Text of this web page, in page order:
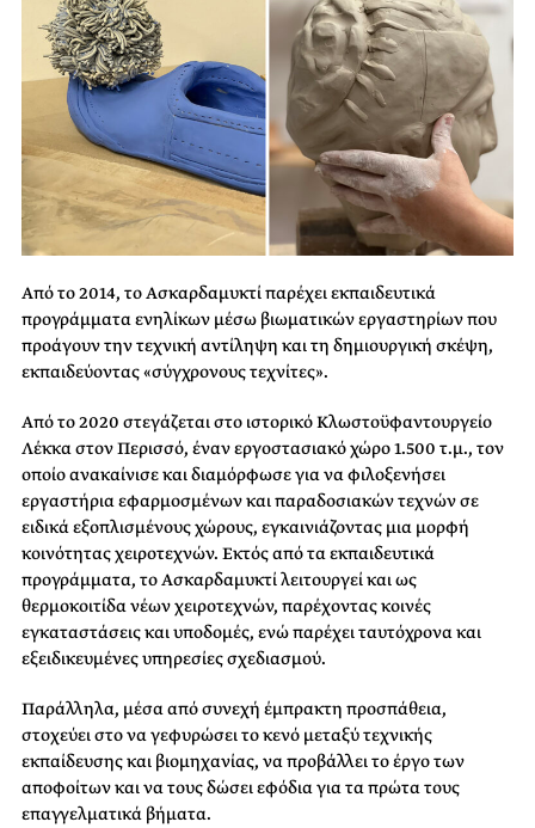
Από το 2014, το Ασκαρδαμυκτί παρέχει εκπαιδευτικά
προγράμματα ενηλίκων μέσω βιωματικών εργαστηρίων που
προάγουν την τεχνική αντίληψη και τη δημιουργική σκέψη,
εκπαιδεύοντας «σύγχρονους τεχνίτες».
Από το 2020 στεγάζεται στο ιστορικό Κλωστοϋφαντουργείο
Λέκκα στον Περισσό, έναν εργοστασιακό χώρο 1.500 τ.μ., τον
οποίο ανακαίνισε και διαμόρφωσε για να φιλοξενήσει
εργαστήρια εφαρμοσμένων και παραδοσιακών τεχνών σε
ειδικά εξοπλισμένους χώρους, εγκαινιάζοντας μια μορφή
κοινότητας χειροτεχνών. Εκτός από τα εκπαιδευτικά
προγράμματα, το Ασκαρδαμυκτί λειτουργεί και ως
θερμοκοιτίδα νέων χειροτεχνών, παρέχοντας κοινές
εγκαταστάσεις και υποδομές, ενώ παρέχει ταυτόχρονα και
εξειδικευμένες υπηρεσίες σχεδιασμού.
Παράλληλα, μέσα από συνεχή έμπρακτη προσπάθεια,
στοχεύει στο να γεφυρώσει το κενό μεταξύ τεχνικής
εκπαίδευσης και βιομηχανίας, να προβάλλει το έργο των
αποφοίτων και να τους δώσει εφόδια για τα πρώτα τους
επαγγελματικά βήματα.